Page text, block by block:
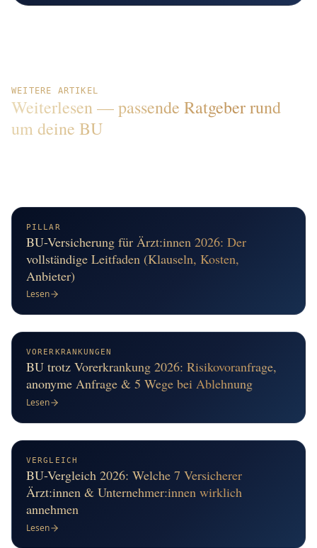
WEITERE ARTIKEL
Weiterlesen — passende Ratgeber rund
um deine BU
PILLAR
BU-Versicherung für Ärzt:innen 2026: Der
vollständige Leitfaden (Klauseln, Kosten,
Anbieter)
Lesen
VORERKRANKUNGEN
BU trotz Vorerkrankung 2026: Risikovoranfrage,
anonyme Anfrage & 5 Wege bei Ablehnung
Lesen
VERGLEICH
BU-Vergleich 2026: Welche 7 Versicherer
Ärzt:innen & Unternehmer:innen wirklich
annehmen
Lesen